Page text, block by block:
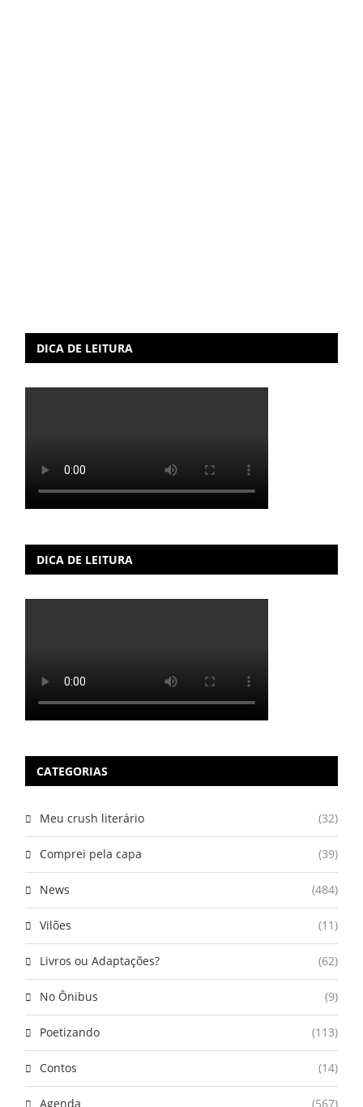
DICA DE LEITURA
DICA DE LEITURA
CATEGORIAS
Meu crush literário (32)
Comprei pela capa (39)
News (484)
Vilões (11)
Livros ou Adaptações? (62)
No Ônibus (9)
Poetizando (113)
Contos (14)
Agenda (567)